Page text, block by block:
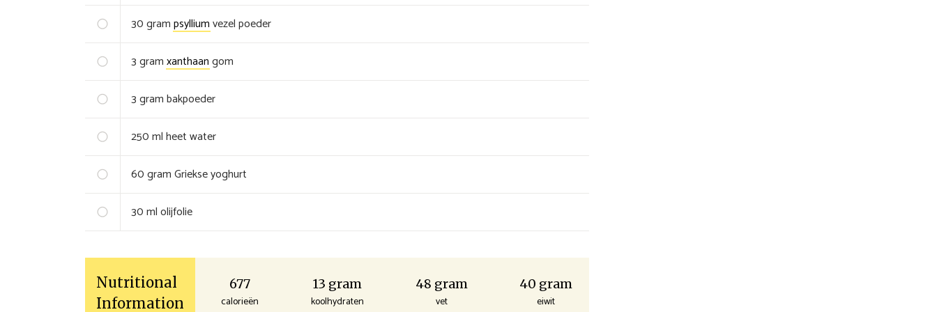
30grampsylliumvezel poeder
3gramxanthaangom
3grambakpoeder
250mlheet water
60gramGriekse yoghurt
30mlolijfolie
Nutritional
Information
677
calorieën
13 gram
koolhydraten
48 gram
vet
40 gram
eiwit